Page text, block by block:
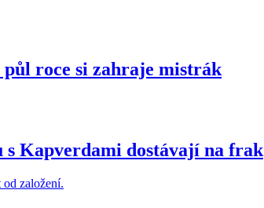
roce si zahraje mistrák
s Kapverdami dostávají na frak